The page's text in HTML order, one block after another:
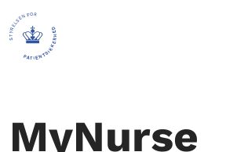
MyNurse